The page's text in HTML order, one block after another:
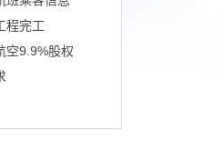
程完工
空9.9%股权